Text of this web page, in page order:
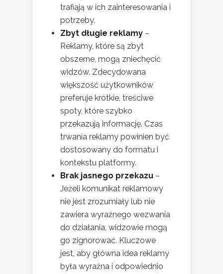
trafiają w ich zainteresowania i
potrzeby.
Zbyt długie reklamy –
Reklamy, które są zbyt
obszerne, mogą zniechęcić
widzów. Zdecydowana
większość użytkowników
preferuje krótkie, treściwe
spoty, które szybko
przekazują informację. Czas
trwania reklamy powinien być
dostosowany do formatu i
kontekstu platformy.
Brak jasnego przekazu –
Jeżeli komunikat reklamowy
nie jest zrozumiały lub nie
zawiera wyraźnego wezwania
do działania, widzowie mogą
go zignorować. Kluczowe
jest, aby główna idea reklamy
była wyraźna i odpowiednio